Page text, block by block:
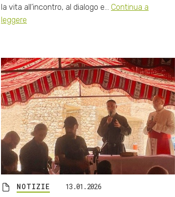
la vita all’incontro, al dialogo e… Continua a
leggere
NOTIZIE 13.01.2026